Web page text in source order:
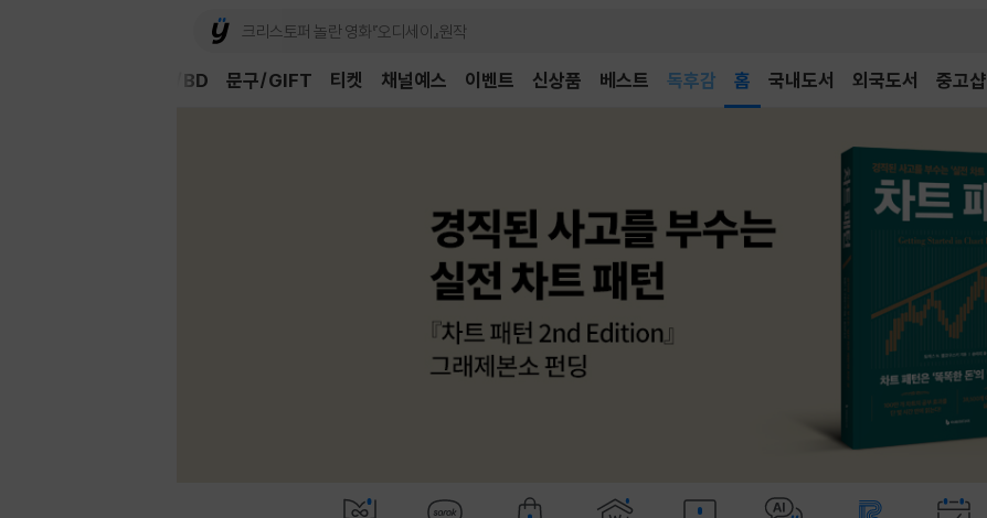
채널예스 이벤트 신상품 베스트
어린이
홈 국내도서 외국도서 중고샵
DVD/BD 문구/GIFT 티켓